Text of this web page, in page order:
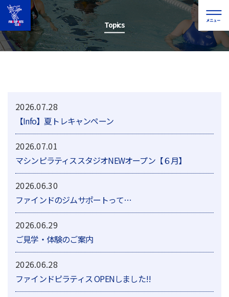
Topics
2026.07.28
【Info】夏トレキャンペーン
2026.07.01
マシンピラティススタジオNEWオープン【６月】
2026.06.30
ファインドのジムサポートって…
2026.06.29
ご見学・体験のご案内
2026.06.28
ファインドピラティス OPENしました!!